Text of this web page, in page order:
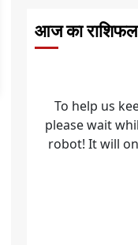
आज का राशिफल